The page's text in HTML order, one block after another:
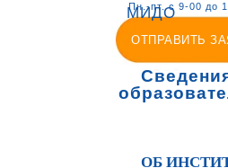
ОТПРАВИТЬ
МИДО
Пн.-пт. с 9-00 до
ОБ